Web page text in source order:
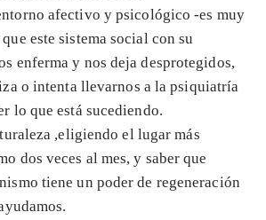
afectivo y psicológico -es muy
este sistema social con su
enferma y nos deja desprotegidos,
o intenta llevarnos a la psiquiatría
lo que está sucediendo.
,eligiendo el lugar más
dos veces al mes, y saber que
tiene un poder de regeneración